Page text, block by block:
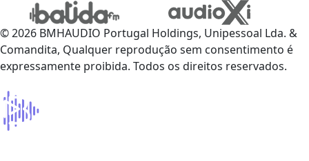
© 2026 BMHAUDIO Portugal Holdings, Unipessoal Lda. &
Comandita, Qualquer reprodução sem consentimento é
expressamente proibida. Todos os direitos reservados.